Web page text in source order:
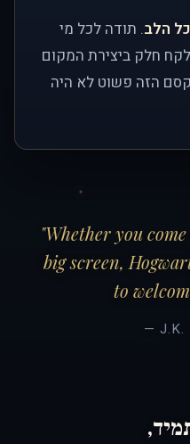
הלב. תודה לכל מי
חלק ביצירת המקום
הזה פשוט לא היה
"Whether you
big screen,
to
— J.K.